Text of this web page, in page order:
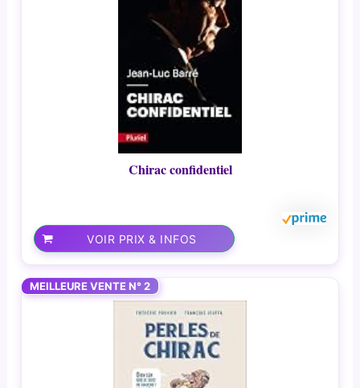
Chirac confidentiel
VOIR PRIX & INFOS
MEILLEURE VENTE N° 2